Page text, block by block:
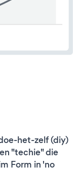
het-zelf (diy)
"techie" die
Form in 'no